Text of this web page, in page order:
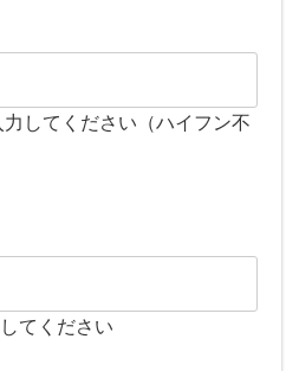
してください（ハイフン不
てください